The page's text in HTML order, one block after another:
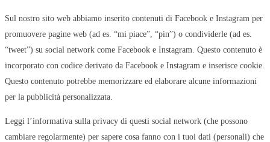
Sul nostro sito web abbiamo inserito contenuti di Facebook e Instagram per
promuovere pagine web (ad es. “mi piace”, “pin”) o condividerle (ad es.
“tweet”) su social network come Facebook e Instagram. Questo contenuto è
incorporato con codice derivato da Facebook e Instagram e inserisce cookie.
Questo contenuto potrebbe memorizzare ed elaborare alcune informazioni
per la pubblicità personalizzata.
Leggi l’informativa sulla privacy di questi social network (che possono
cambiare regolarmente) per sapere cosa fanno con i tuoi dati (personali) che